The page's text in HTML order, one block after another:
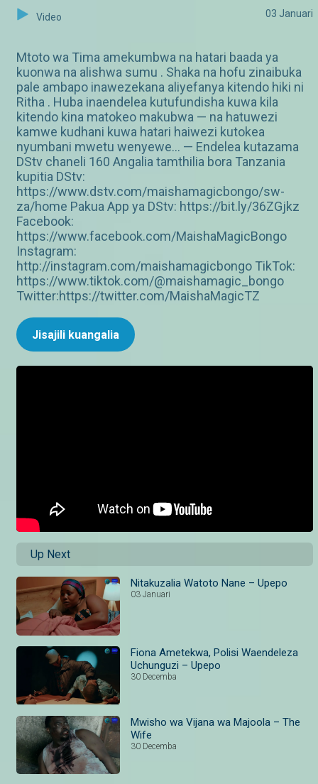
Video 03 Januari
Mtoto wa Tima amekumbwa na hatari baada ya
kuonwa na alishwa sumu . Shaka na hofu zinaibuka
pale ambapo inawezekana aliyefanya kitendo hiki ni
Ritha . Huba inaendelea kutufundisha kuwa kila
kitendo kina matokeo makubwa — na hatuwezi
kamwe kudhani kuwa hatari haiwezi kutokea
nyumbani mwetu wenyewe… — Endelea kutazama
DStv chaneli 160 Angalia tamthilia bora Tanzania
kupitia DStv:
https://www.dstv.com/maishamagicbongo/sw-
za/home Pakua App ya DStv: https://bit.ly/36ZGjkz
Facebook:
https://www.facebook.com/MaishaMagicBongo
Instagram:
http://instagram.com/maishamagicbongo TikTok:
https://www.tiktok.com/@maishamagic_bongo
Twitter:https://twitter.com/MaishaMagicTZ
Jisajili kuangalia
Up Next
Nitakuzalia Watoto Nane – Upepo
03 Januari
Fiona Ametekwa, Polisi Waendeleza
Uchunguzi – Upepo
30 Decemba
Mwisho wa Vijana wa Majoola – The
Wife
30 Decemba